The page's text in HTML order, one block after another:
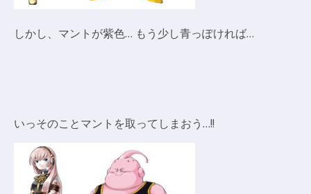
しかし、マントが紫色… もう少し青っぽければ…
いっそのことマントを取ってしまおう…!!